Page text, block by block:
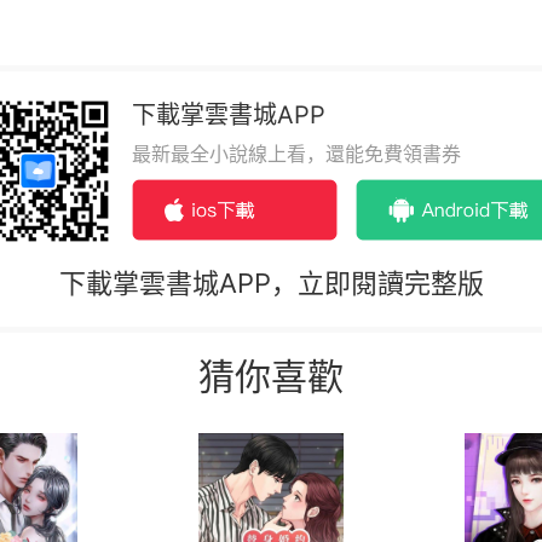
下載掌雲書城APP
最新最全小說線上看，還能免費領書券
下載掌雲書城APP，立即閱讀完整版
猜你喜歡